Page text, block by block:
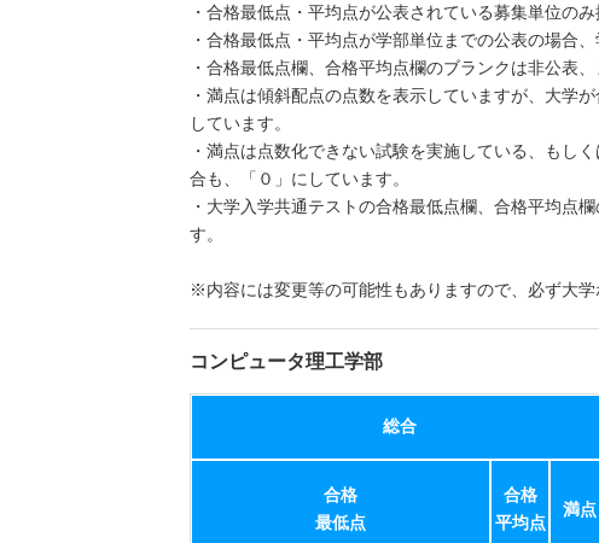
・合格最低点・平均点が公表されている募集単位のみ
・合格最低点・平均点が学部単位までの公表の場合
・合格最低点欄、合格平均点欄のブランクは非公表
・満点は傾斜配点の点数を表示していますが、大学
しています。
・満点は点数化できない試験を実施している、もし
合も、「０」にしています。
・大学入学共通テストの合格最低点欄、合格平均点
す。
※内容には変更等の可能性もありますので、必ず大
コンピュータ理工学部
総合
合格
最低点
合格
平均点
満点